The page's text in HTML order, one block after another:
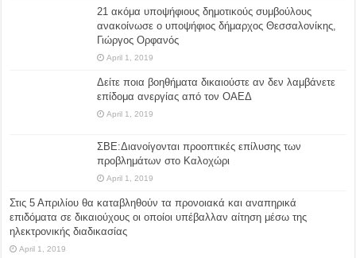
21 ακόμα υποψήφιους δημοτικούς συμβούλους
ανακοίνωσε ο υποψήφιος δήμαρχος Θεσσαλονίκης,
Γιώργος Ορφανός
April 1, 2019
Δείτε ποια βοηθήματα δικαιούστε αν δεν λαμβάνετε
επίδομα ανεργίας από τον ΟΑΕΔ
April 1, 2019
ΣΒΕ:Διανοίγονται προοπτικές επίλυσης των
προβλημάτων στο Καλοχώρι
April 1, 2019
Στις 5 Απριλίου θα καταβληθούν τα προνοιακά και αναπηρικά
επιδόματα σε δικαιούχους οι οποίοι υπέβαλλαν αίτηση μέσω της
ηλεκτρονικής διαδικασίας
April 1, 2019